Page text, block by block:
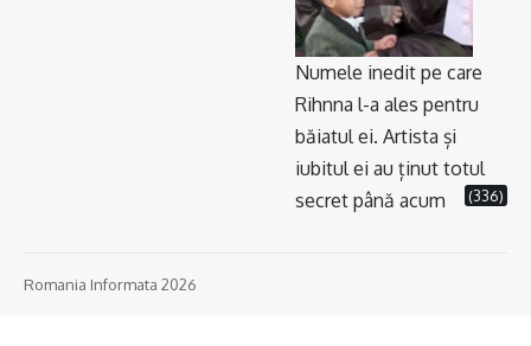
Numele inedit pe care
Rihnna l-a ales pentru
băiatul ei. Artista și
iubitul ei au ținut totul
secret până acum
(336)
Romania Informata 2026